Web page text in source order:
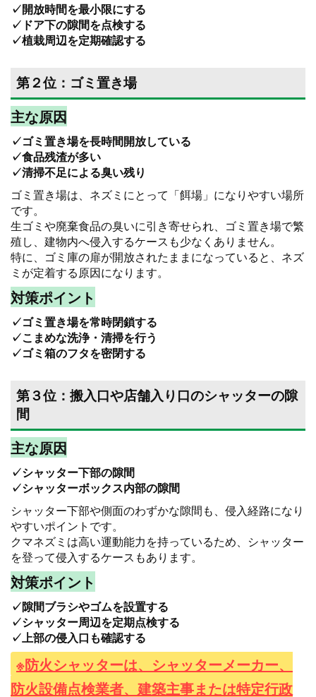
✓開放時間を最小限にする
✓ドア下の隙間を点検する
✓植栽周辺を定期確認する
第２位：ゴミ置き場
主な原因
✓ゴミ置き場を長時間開放している
✓食品残渣が多い
✓清掃不足による臭い残り
ゴミ置き場は、ネズミにとって「餌場」になりやすい場所
です。
生ゴミや廃棄食品の臭いに引き寄せられ、ゴミ置き場で繁
殖し、建物内へ侵入するケースも少なくありません。
特に、ゴミ庫の扉が開放されたままになっていると、ネズ
ミが定着する原因になります。
対策ポイント
✓ゴミ置き場を常時閉鎖する
✓こまめな洗浄・清掃を行う
✓ゴミ箱のフタを密閉する
第３位：搬入口や店舗入り口のシャッターの隙
間
主な原因
✓シャッター下部の隙間
✓シャッターボックス内部の隙間
シャッター下部や側面のわずかな隙間も、侵入経路になり
やすいポイントです。
クマネズミは高い運動能力を持っているため、シャッター
を登って侵入するケースもあります。
対策ポイント
✓隙間ブラシやゴムを設置する
✓シャッター周辺を定期点検する
✓上部の侵入口も確認する
※防火シャッターは、シャッターメーカー、
防火設備点検業者、建築主事または特定行政